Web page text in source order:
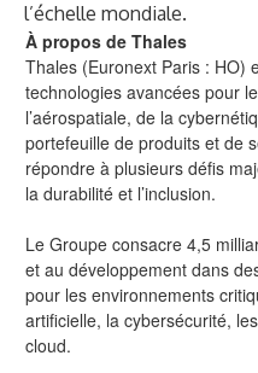
l’échelle mondiale.
À propos de Thales
Thales (Euronext Paris : HO)
technologies avancées pour
l’aérospatiale, de la
portefeuille de produits et de
répondre à plusieurs défis
la durabilité et l’inclusion.
Le Groupe consacre 4,5
et au développement dans
pour les environnements
artificielle, la cybersécurité,
cloud.